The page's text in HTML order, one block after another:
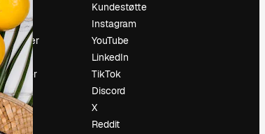
Kundestøtte
Instagram
YouTube
LinkedIn
TikTok
Discord
X
Reddit